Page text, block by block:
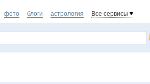
фото блоги астрология Все сервисы